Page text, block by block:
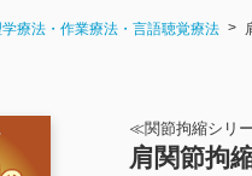
療法・作業療法・言語聴覚療法
≪関節拘縮シリ
肩関節拘